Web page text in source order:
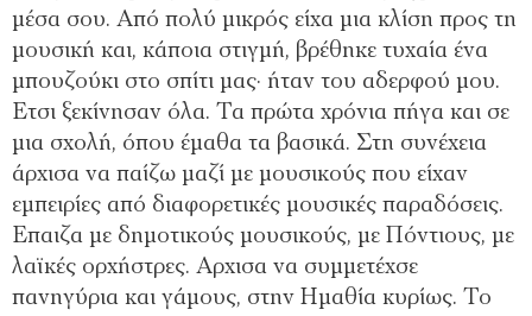
μέσα σου. Από πολύ μικρός είχα μια κλίση προς τη
μουσική και, κάποια στιγμή, βρέθηκε τυχαία ένα
μπουζούκι στο σπίτι μας· ήταν του αδερφού μου.
Ετσι ξεκίνησαν όλα. Τα πρώτα χρόνια πήγα και σε
μια σχολή, όπου έμαθα τα βασικά. Στη συνέχεια
άρχισα να παίζω μαζί με μουσικούς που είχαν
εμπειρίες από διαφορετικές μουσικές παραδόσεις.
Επαιζα με δημοτικούς μουσικούς, με Πόντιους, με
λαϊκές ορχήστρες. Αρχισα να συμμετέχσε
πανηγύρια και γάμους, στην Ημαθία κυρίως. Το